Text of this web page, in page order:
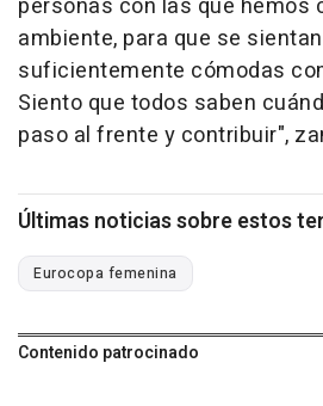
personas con las que hemos
ambiente, para que se
suficientemente cómodas
Siento que todos saben
paso al frente y contribuir",
Últimas noticias sobre estos
Eurocopa femenina
Contenido patrocinado